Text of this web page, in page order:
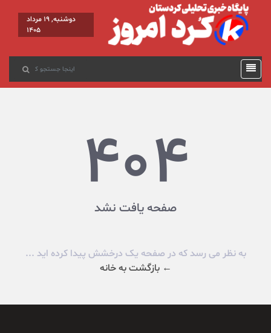
دوشنبه, 19 مرداد
1405
404
صفحه یافت نشد
به نظر می رسد که در صفحه یک درخشش پیدا کرده اید ...
← بازگشت به خانه